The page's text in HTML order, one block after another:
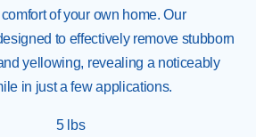
of your own home. Our
to effectively remove stubborn
yellowing, revealing a noticeably
in just a few applications.
5 lbs